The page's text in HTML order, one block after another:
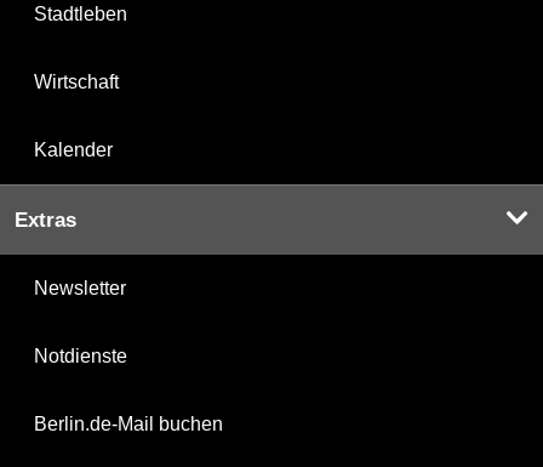
Stadtleben
Wirtschaft
Kalender
Extras
Newsletter
Notdienste
Berlin.de-Mail buchen